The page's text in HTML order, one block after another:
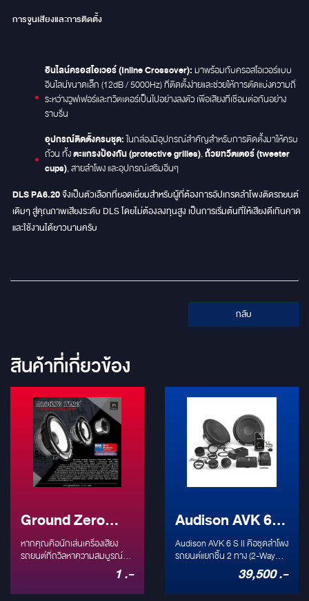
การจูนเสียงและการติดตั้ง
อินไลน์ครอสโอเวอร์ (Inline Crossover): มาพร้อมกับครอสโอเวอร์แบบ
อินไลน์ขนาดเล็ก (12dB / 5000Hz) ที่ติดตั้งง่ายและช่วยให้การตัดแบ่งความถี่
ระหว่างวูฟเฟอร์และทวีตเตอร์เป็นไปอย่างลงตัว เพื่อเสียงที่เชื่อมต่อกันอย่าง
ราบรื่น
อุปกรณ์ติดตั้งครบชุด:ในกล่องมีอุปกรณ์สำคัญสำหรับการติดตั้งมาให้ครบ
ถ้วน ทั้งตะแกรงป้องกัน (protective grilles),ถ้วยทวีตเตอร์ (tweeter
cups), สายลำโพง และอุปกรณ์เสริมอื่นๆ
DLS PA6.20จึงเป็นตัวเลือกที่ยอดเยี่ยมสำหรับผู้ที่ต้องการอัปเกรดลำโพงติดรถยนต์
เดิมๆ สู่คุณภาพเสียงระดับ DLS โดยไม่ต้องลงทุนสูง เป็นการเริ่มต้นที่ให้เสียงดีเกินคาด
และใช้งานได้ยาวนานครับ
กลับ
สินค้าที่เกี่ยวข้อง
งเสียง
มสมบูรณ์
Audison AVK 6 S
II: ชุดลำโพงแยก
ชิ้น 2 ทาง ระดับ
Hi-Res Audio
Audison AVK 6 S II คือชุดลำโพง
รถยนต์แยกชิ้น 2 ทาง (2-Way
Component) ที่ได้รับการรับรอง
Hi-Res Audio โดดเด่นด้วยทวีต
เตอร์ Tetolon ที่ตอบสนอง
DLS
PA6 ลำโพ
แกนร่วม
DLS
PA6 คือลำโพงแกน
Speaker) ขนาด
ต้นที่ให้คุณภาพเสีย
ใจและความทนทา